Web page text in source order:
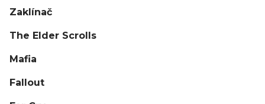
Zaklínač
The Elder Scrolls
Mafia
Fallout